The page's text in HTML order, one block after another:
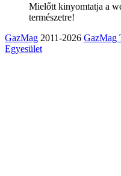
Mielőtt kinyomtatja a
természetre!
GazMag 2011-2026 GazMag
Egyesület